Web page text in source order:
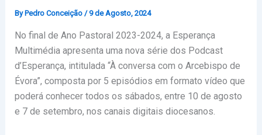
By Pedro Conceição /9 de Agosto, 2024
No final de Ano Pastoral 2023-2024, a Esperança
Multimédia apresenta uma nova série dos Podcast
d’Esperança, intitulada “À conversa com o Arcebispo de
Évora”, composta por 5 episódios em formato vídeo que
poderá conhecer todos os sábados, entre 10 de agosto
e 7 de setembro, nos canais digitais diocesanos.